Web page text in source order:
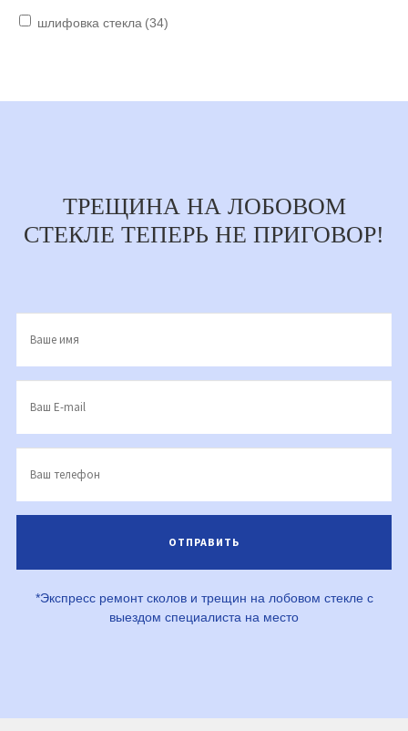
шлифовка стекла (34)
ТРЕЩИНА НА ЛОБОВОМ
СТЕКЛЕ ТЕПЕРЬ НЕ ПРИГОВОР!
*Экспресс ремонт сколов и трещин на лобовом стекле с
выездом специалиста на место